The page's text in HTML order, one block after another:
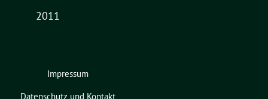
2011
Impressum
Datenschutz und Kontakt